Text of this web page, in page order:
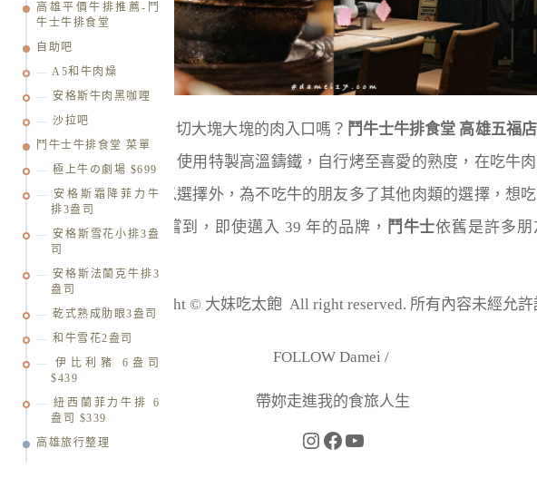
你喜歡怎麼吃牛排？切大塊大塊的肉入口嗎？ 鬥牛士牛排食堂 高雄五福店
呈現牛肉上桌模樣，使用特製高溫鑄鐵，自行烤至喜愛的熟度，在吃牛
彈性，多種牛肉可以選擇外，為不吃牛的朋友多了其他肉類的選擇，想
鍋在鬥牛士也能品嚐到，即使邁入 39 年的品牌， 鬥牛士依舊是許多
呢。
版權所有 Copyright © 大妹吃太飽 All right reserved. 所有內容未經允許
FOLLOW Damei /
帶妳走進我的食旅人生
高雄平價牛排推薦-鬥
牛士牛排食堂
自助吧
A5和牛肉燥
安格斯牛肉黑咖哩
沙拉吧
鬥牛士牛排食堂 菜單
極上牛の劇場 $699
安格斯霜降菲力牛
排3盎司
安格斯雪花小排3盎
司
安格斯法蘭克牛排3
盎司
乾式熟成肋眼3盎司
和牛雪花2盎司
伊比利豬 6盎司
$439
紐西蘭菲力牛排 6
盎司 $339
高雄旅行整理